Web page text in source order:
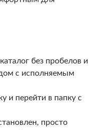
без пробелов и
с исполняемым
и перейти в папку с
просто